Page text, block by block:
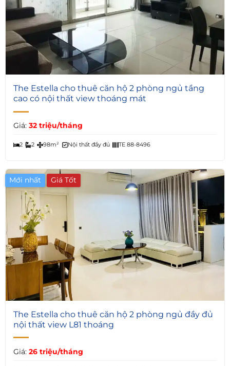
4
The Estella cho thuê căn hộ 2 phòng ngủ tầng
cao có nội thất view thoáng mát
Giá: 32 triệu/tháng
2 2 98m² Nội thất đầy đủ TE 88-8496
Mới nhất Giá Tốt
7
The Estella cho thuê căn hộ 2 phòng ngủ đầy đủ
nội thất view L81 thoáng
Giá: 26 triệu/tháng